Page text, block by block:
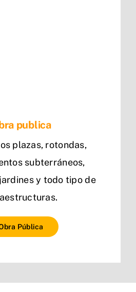
publica
plazas, rotondas,
subterráneos,
y todo tipo de
Pública